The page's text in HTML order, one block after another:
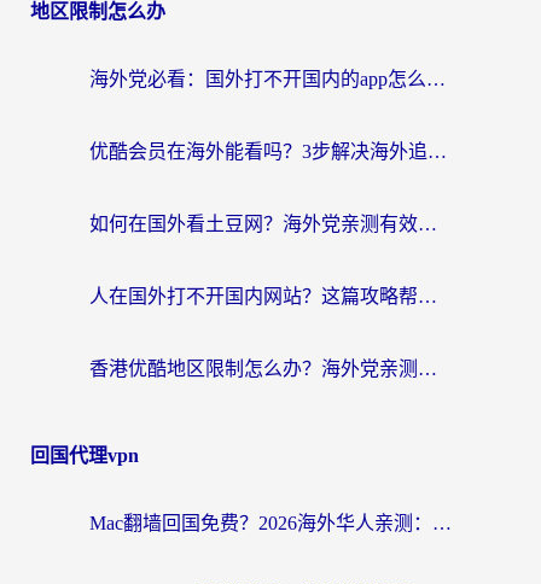
地区限制怎么办
海外党必看：国外打不开国内的app怎么办？3步解决你的乡愁
优酷会员在海外能看吗？3步解决海外追剧难题，附实测好用加速器推荐
如何在国外看土豆网？海外党亲测有效的追剧加速器选择指南
人在国外打不开国内网站？这篇攻略帮你无缝解锁国内资源（附交管12123使用技巧）
香港优酷地区限制怎么办？海外党亲测有效的追剧解决方案
回国代理vpn
Mac翻墙回国免费？2026海外华人亲测：从CCTV5直播到国内APP，这样选加速器才靠谱